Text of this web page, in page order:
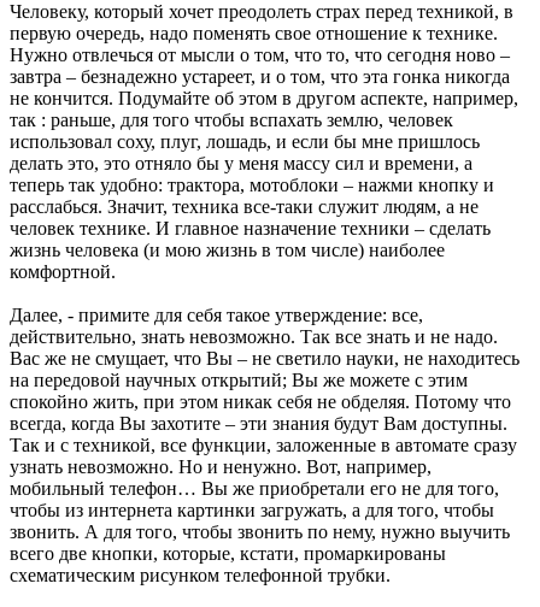
Человеку, который хочет преодолеть страх перед техникой, в
первую очередь, надо поменять свое отношение к технике.
Нужно отвлечься от мысли о том, что то, что сегодня ново –
завтра – безнадежно устареет, и о том, что эта гонка никогда
не кончится. Подумайте об этом в другом аспекте, например,
так : раньше, для того чтобы вспахать землю, человек
использовал соху, плуг, лошадь, и если бы мне пришлось
делать это, это отняло бы у меня массу сил и времени, а
теперь так удобно: трактора, мотоблоки – нажми кнопку и
расслабься. Значит, техника все-таки служит людям, а не
человек технике. И главное назначение техники – сделать
жизнь человека (и мою жизнь в том числе) наиболее
комфортной.
Далее, - примите для себя такое утверждение: все,
действительно, знать невозможно. Так все знать и не надо.
Вас же не смущает, что Вы – не светило науки, не находитесь
на передовой научных открытий; Вы же можете с этим
спокойно жить, при этом никак себя не обделяя. Потому что
всегда, когда Вы захотите – эти знания будут Вам доступны.
Так и с техникой, все функции, заложенные в автомате сразу
узнать невозможно. Но и ненужно. Вот, например,
мобильный телефон… Вы же приобретали его не для того,
чтобы из интернета картинки загружать, а для того, чтобы
звонить. А для того, чтобы звонить по нему, нужно выучить
всего две кнопки, которые, кстати, промаркированы
схематическим рисунком телефонной трубки.